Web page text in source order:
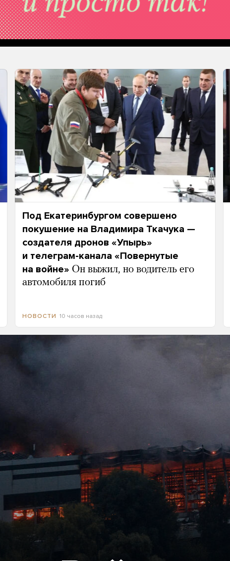
Под Екатеринбургом совершено
покушение на Владимира Ткачука —
создателя дронов «Упырь»
и телеграм-канала «Повернутые
на войне» Он выжил, но водитель его
автомобиля погиб
НОВОСТИ 10 часов назад